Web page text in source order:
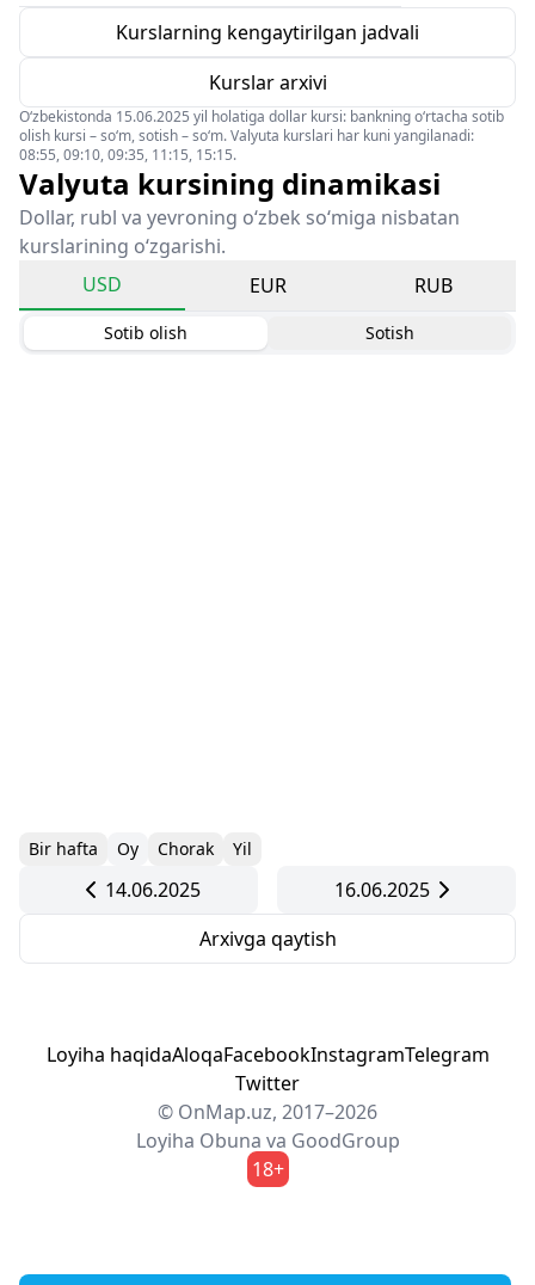
Kurslarning kengaytirilgan jadvali
Kurslar arxivi
O‘zbekistonda 15.06.2025 yil holatiga dollar kursi: bankning o‘rtacha sotib
olish kursi – so‘m, sotish – so‘m. Valyuta kurslari har kuni yangilanadi:
08:55, 09:10, 09:35, 11:15, 15:15.
Valyuta kursining dinamikasi
Dollar, rubl va yevroning o‘zbek so‘miga nisbatan
kurslarining o‘zgarishi.
USD
EUR RUB
Sotib olish Sotish
Bir hafta Oy Chorak Yil
14.06.2025
16.06.2025
Arxivga qaytish
Loyiha haqidaAloqaFacebookInstagramTelegram
Twitter
© OnMap.uz, 2017–2026
Loyiha Obuna va GoodGroup
18+